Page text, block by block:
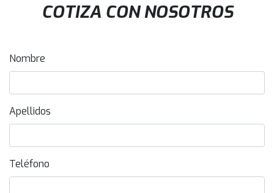
COTIZA CON NOSOTROS
Nombre
Apellidos
Teléfono